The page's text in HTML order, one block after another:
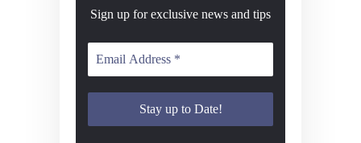
Sign up for exclusive news and tips